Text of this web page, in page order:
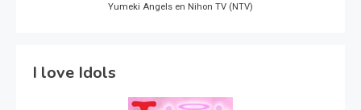
Yumeki Angels en Nihon TV (NTV)
I love Idols